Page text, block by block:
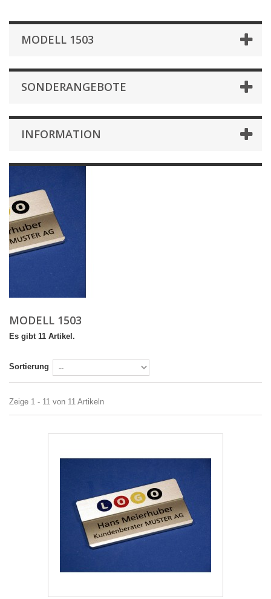
MODELL 1503
SONDERANGEBOTE
INFORMATION
MODELL 1503
Es gibt 11 Artikel.
Sortierung
Zeige 1 - 11 von 11 Artikeln